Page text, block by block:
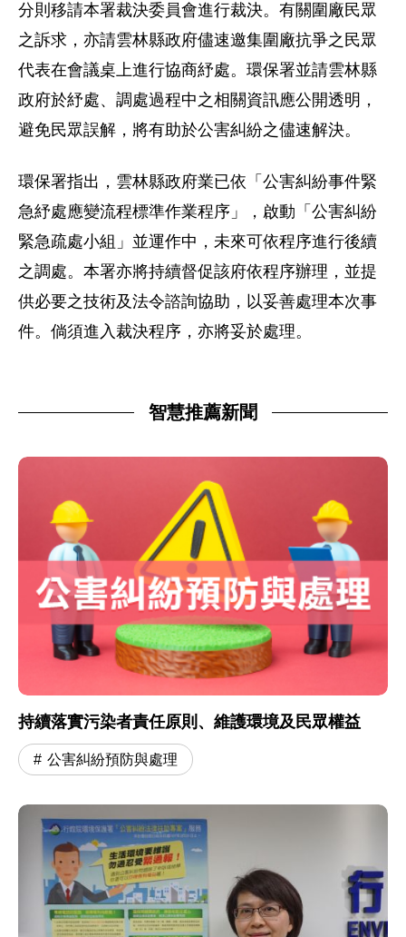
分則移請本署裁決委員會進行裁決。有關圍廠民眾
之訴求，亦請雲林縣政府儘速邀集圍廠抗爭之民眾
代表在會議桌上進行協商紓處。環保署並請雲林縣
政府於紓處、調處過程中之相關資訊應公開透明，
避免民眾誤解，將有助於公害糾紛之儘速解決。
環保署指出，雲林縣政府業已依「公害糾紛事件緊
急紓處應變流程標準作業程序」，啟動「公害糾紛
緊急疏處小組」並運作中，未來可依程序進行後續
之調處。本署亦將持續督促該府依程序辦理，並提
供必要之技術及法令諮詢協助，以妥善處理本次事
件。倘須進入裁決程序，亦將妥於處理。
智慧推薦新聞
持續落實污染者責任原則、維護環境及民眾權益
公害糾紛預防與處理